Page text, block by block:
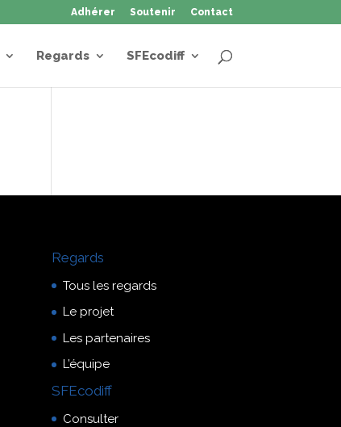
Adhérer Soutenir Contact
Regards SFEcodiff
Regards
Tous les regards
Le projet
Les partenaires
L’équipe
SFEcodiff
Consulter